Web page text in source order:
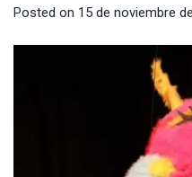
Posted on 15 de noviembre